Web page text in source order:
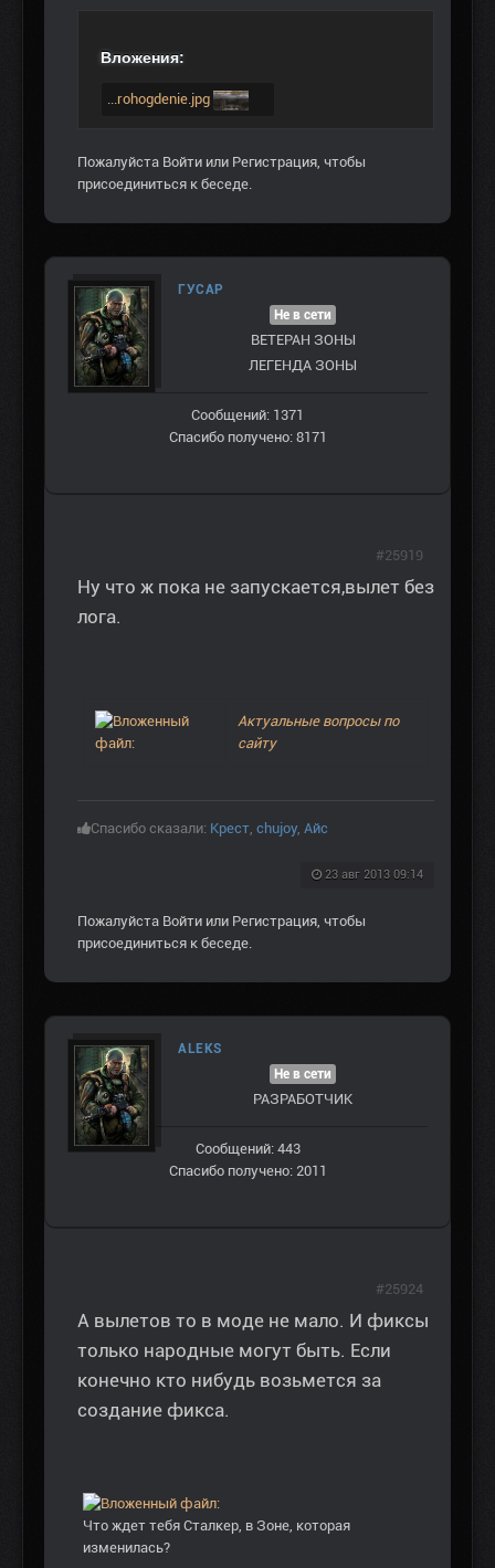
Вложения:
...rohogdenie.jpg
Пожалуйста Войти или Регистрация, чтобы
присоединиться к беседе.
ГУСАР
Не в сети
ВЕТЕРАН ЗOНЫ
ЛЕГЕНДА ЗОНЫ
Сообщений: 1371
Спасибо получено: 8171
Ну что ж пока не запускается,вылет без
лога.
Актуальные вопросы по
сайту
Спасибо сказали: Крест, chujoy, Aйс
23 авг 2013 09:14
#25919
Пожалуйста Войти или Регистрация, чтобы
присоединиться к беседе.
ALEKS
Не в сети
РАЗРАБОТЧИК
Сообщений: 443
Спасибо получено: 2011
А вылетов то в моде не мало. И фиксы
только народные могут быть. Если
конечно кто нибудь возьмется за
создание фикса.
Что ждет тебя Сталкер, в Зоне, которая
изменилась?
#25924